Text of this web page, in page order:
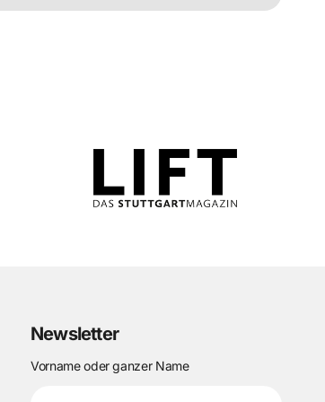
Newsletter
Vorname oder ganzer Name